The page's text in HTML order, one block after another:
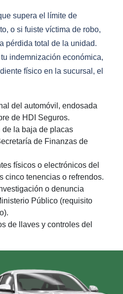
supera el límite de
o si fuiste víctima de robo,
pérdida total de la unidad.
indemnización económica,
físico en la sucursal, el
del automóvil, endosada
de HDI Seguros.
de la baja de placas
de Finanzas de
físicos o electrónicos del
cinco tenencias o refrendos.
o denuncia
Público (requisito
de llaves y controles del